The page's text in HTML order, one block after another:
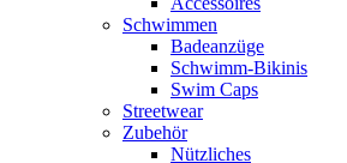
Schwimmen
Badeanzüge
Schwimm-Bikinis
Swim Caps
Streetwear
Zubehör
Nützliches